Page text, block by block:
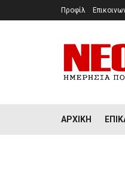
Προφίλ
ΑΡΧΙΚΉ